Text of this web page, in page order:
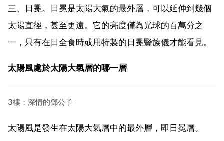
三、日冕。日冕是太陽大氣的最外層，可以延伸到幾個
太陽直徑，甚至更遠。它的亮度僅為光球的百萬分之
一，只有在日全食時或用特製的日冕豎族儀才能看見。
太陽風處於太陽大氣層的哪一層
3樓：深情的鄧公子
太陽風是發生在太陽大氣層中的最外層，即日冕層。